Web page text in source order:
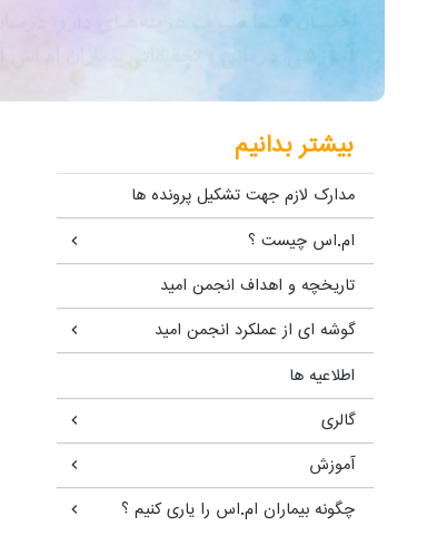
بیشتر بدانیم
مدارک لازم جهت تشکیل پرونده ها
ام.اس چیست ؟
تاریخچه و اهداف انجمن امید
گوشه ای از عملکرد انجمن امید
اطلاعیه ها
گالری
آموزش
چگونه بیماران ام.اس را یاری کنیم ؟